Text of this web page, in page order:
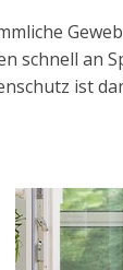
schnell an
ist